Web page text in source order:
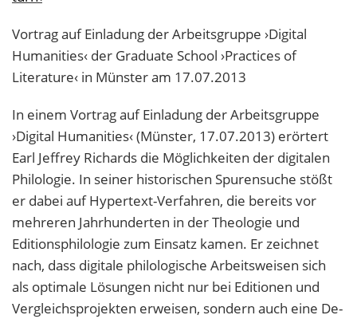
Vortrag auf Einladung der Arbeitsgruppe ›Digital
Humanities‹ der Graduate School ›Practices of
Literature‹ in Münster am 17.07.2013
In einem Vortrag auf Einladung der Arbeitsgruppe
›Digital Humanities‹ (Münster, 17.07.2013) erörtert
Earl Jeffrey Richards die Möglichkeiten der digitalen
Philologie. In seiner historischen Spurensuche stößt
er dabei auf Hypertext-Verfahren, die bereits vor
mehreren Jahrhunderten in der Theologie und
Editionsphilologie zum Einsatz kamen. Er zeichnet
nach, dass digitale philologische Arbeitsweisen sich
als optimale Lösungen nicht nur bei Editionen und
Vergleichsprojekten erweisen, sondern auch eine De-